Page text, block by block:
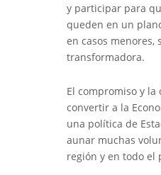
y participar para
queden en un
en casos menores,
transformadora.
El compromiso y la
convertir a la
una política de
aunar muchas
región y en todo el